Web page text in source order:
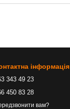
інформація
343 49 23
450 83 28
вам?